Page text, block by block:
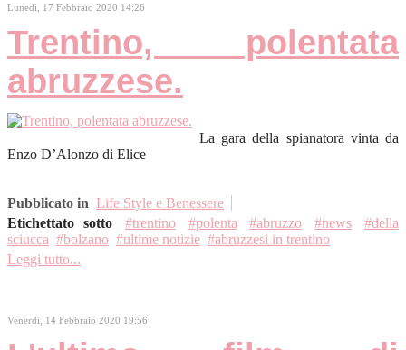
Lunedì, 17 Febbraio 2020 14:26
Trentino, polentata
abruzzese.
La gara della spianatora vinta da
Enzo D’Alonzo di Elice
Pubblicato in Life Style e Benessere
Etichettato sotto
trentino polenta abruzzo news
della
sciucca
bolzano ultime notizie
abruzzesi in trentino
Leggi tutto...
Venerdì, 14 Febbraio 2020 19:56